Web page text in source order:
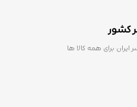
کشور
ایران برای همه کالا ها